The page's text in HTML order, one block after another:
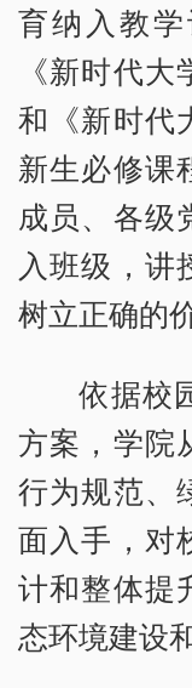
育纳入教
《新时代
和《新时代
新生必修课
成员、各级
入班级，讲
树立正确的
依据校
方案，学院
行为规范、
面入手，对
计和整体提
态环境建设